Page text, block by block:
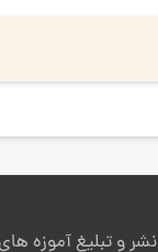
نشر و تبلیغ آموزه